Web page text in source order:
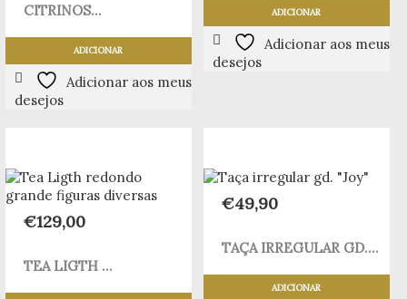
CITRINOS...
ADICIONAR
Adicionar aos meus
desejos
ADICIONAR
Adicionar aos meus
desejos
€129,00
TEA LIGTH ...
€49,90
TAÇA IRREGULAR GD....
ADICIONAR